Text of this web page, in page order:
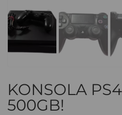
KONSOLA
500GB!